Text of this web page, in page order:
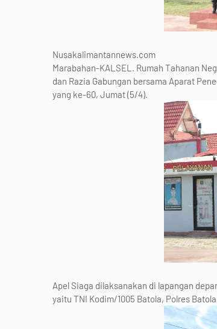
Nusakalimantannews.com
Marabahan-KALSEL. Rumah Tahanan
dan Razia Gabungan bersama Aparat
yang ke-60, Jumat (5/4).
Apel Siaga dilaksanakan di lapangan
yaitu TNI Kodim/1005 Batola, Polres